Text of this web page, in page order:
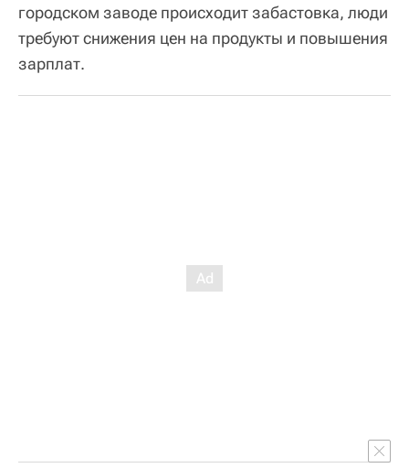
городском заводе происходит забастовка, люди
требуют снижения цен на продукты и повышения
зарплат.